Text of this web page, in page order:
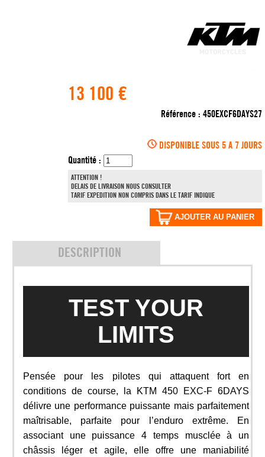
13 100 €
Référence : 450EXCF6DAYS27
DISPONIBLE SOUS 5 A 7 JOURS
Quantité :
ATTENTION !
DELAIS DE LIVRAISON NOUS CONSULTER
TARIF EXPEDITION NON COMPRIS DANS LE TARIF INDIQUE
AJOUTER AU PANIER
DESCRIPTION
TEST YOUR
LIMITS
Pensée pour les pilotes qui attaquent fort en
conditions de course, la KTM 450 EXC-F 6DAYS
délivre une performance puissante mais parfaitement
maîtrisable, parfaite pour l’enduro extrême. En
associant une puissance 4 temps musclée à un
châssis léger et agile, elle offre une maniabilité